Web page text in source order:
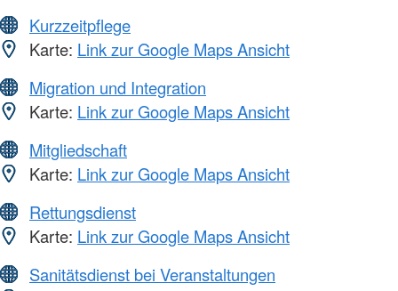
Kurzzeitpflege
Karte: Link zur Google Maps Ansicht
Migration und Integration
Karte: Link zur Google Maps Ansicht
Mitgliedschaft
Karte: Link zur Google Maps Ansicht
Rettungsdienst
Karte: Link zur Google Maps Ansicht
Sanitätsdienst bei Veranstaltungen